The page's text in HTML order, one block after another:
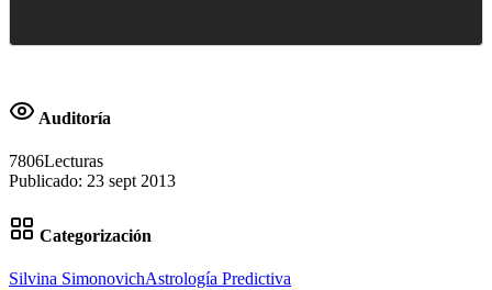
Auditoría
7806Lecturas
Publicado: 23 sept 2013
Categorización
Silvina SimonovichAstrología Predictiva